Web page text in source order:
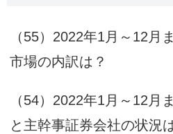
（55）2022年1月～12月
市場の内訳は？
（54）2022年1月～12月
と主幹事証券会社の状況